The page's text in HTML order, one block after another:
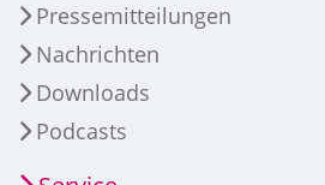
Pressemitteilungen
Nachrichten
Downloads
Podcasts